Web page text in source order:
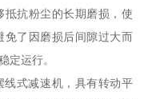
抵抗粉尘的长期磨损，使
免了因磨损后间隙过大而
定运行。
式减速机，具有转动平